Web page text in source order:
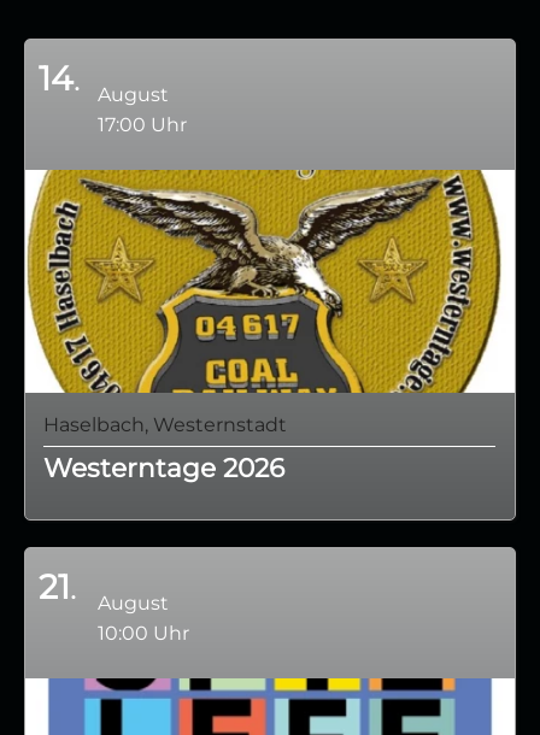
14
August
17:00 Uhr
Haselbach, Westernstadt
Westerntage 2026
21
August
10:00 Uhr